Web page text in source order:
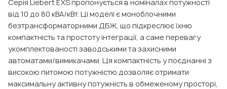
Серія Liebert EXS пропонується в номіналах потужності
від 10 до 80 кВА/кВт. Ці моделі є моноблочними
безтрансформаторними ДБЖ, що підкреслює їхню
компактність та простоту інтеграції, а саме перевагу
укомплектованості заводськими та захисними
автоматами/вимикачами. Ця компактність у поєднанні з
високою питомою потужністю дозволяє отримати
максимальну активну потужність в обмеженому просторі,